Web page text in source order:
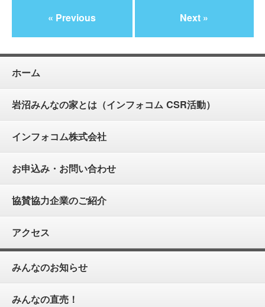
« Previous Next »
ホーム
岩沼みんなの家とは（インフォコム CSR活動）
インフォコム株式会社
お申込み・お問い合わせ
協賛協力企業のご紹介
アクセス
みんなのお知らせ
みんなの直売！